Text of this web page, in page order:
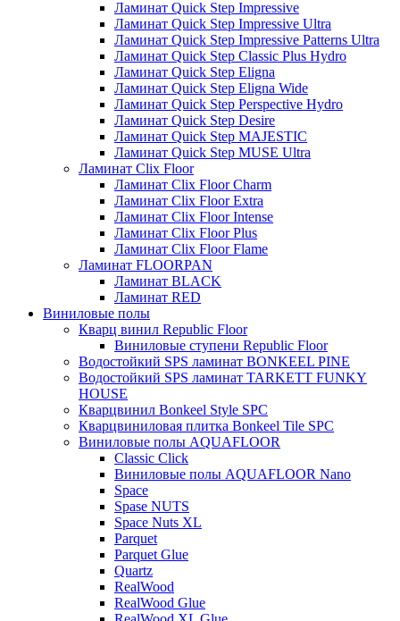
Ламинат Quick Step Impressive
Ламинат Quick Step Impressive Ultra
Ламинат Quick Step Impressive Patterns Ultra
Ламинат Quick Step Classic Plus Hydro
Ламинат Quick Step Eligna
Ламинат Quick Step Eligna Wide
Ламинат Quick Step Perspective Hydro
Ламинат Quick Step Desire
Ламинат Quick Step MAJESTIC
Ламинат Quick Step MUSE Ultra
Ламинат Clix Floor
Ламинат Clix Floor Charm
Ламинат Clix Floor Extra
Ламинат Clix Floor Intense
Ламинат Clix Floor Plus
Ламинат Clix Floor Flame
Ламинат FLOORPAN
Ламинат BLACK
Ламинат RED
Виниловые полы
Кварц винил Republic Floor
Виниловые ступени Republic Floor
Водостойкий SPS ламинат BONKEEL PINE
Водостойкий SPS ламинат TARKETT FUNKY
HOUSE
Кварцвинил Bonkeel Style SPC
Кварцвиниловая плитка Bonkeel Tile SPC
Виниловые полы AQUAFLOOR
Classic Click
Виниловые полы AQUAFLOOR Nano
Space
Spase NUTS
Space Nuts XL
Parquet
Parquet Glue
Quartz
RealWood
RealWood Glue